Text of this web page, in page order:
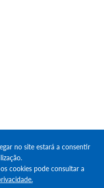
no site estará a consentir
cookies pode consultar a